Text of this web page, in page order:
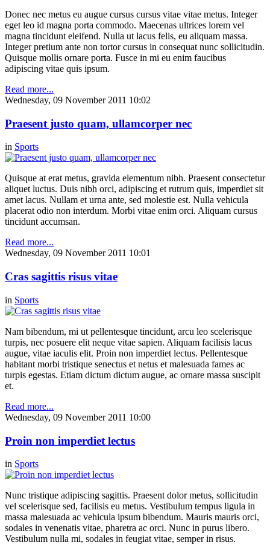
Donec nec metus eu augue cursus cursus vitae vitae metus. Integer
eget leo id magna porta commodo. Maecenas ultrices lorem vel
magna tincidunt eleifend. Nulla ut lacus felis, eu aliquam massa.
Integer pretium ante non tortor cursus in consequat nunc sollicitudin.
Quisque mollis ornare porta. Fusce in mi eu enim faucibus
adipiscing vitae quis ipsum.
Read more...
Wednesday, 09 November 2011 10:02
Praesent justo quam, ullamcorper nec
in Sports
Quisque at erat metus, gravida elementum nibh. Praesent consectetur
aliquet luctus. Duis nibh orci, adipiscing et rutrum quis, imperdiet sit
amet lacus. Nullam et urna ante, sed molestie est. Nulla vehicula
placerat odio non interdum. Morbi vitae enim orci. Aliquam cursus
tincidunt accumsan.
Read more...
Wednesday, 09 November 2011 10:01
Cras sagittis risus vitae
in Sports
Nam bibendum, mi ut pellentesque tincidunt, arcu leo scelerisque
turpis, nec posuere elit neque vitae sapien. Aliquam facilisis lacus
augue, vitae iaculis elit. Proin non imperdiet lectus. Pellentesque
habitant morbi tristique senectus et netus et malesuada fames ac
turpis egestas. Etiam dictum dictum augue, ac ornare massa suscipit
et.
Read more...
Wednesday, 09 November 2011 10:00
Proin non imperdiet lectus
in Sports
Nunc tristique adipiscing sagittis. Praesent dolor metus, sollicitudin
vel scelerisque sed, facilisis eu metus. Vestibulum tempus ligula in
massa malesuada ac vehicula ipsum bibendum. Mauris mauris orci,
sodales in venenatis vitae, pharetra ac orci. Nunc in purus libero.
Vestibulum nulla mi, sodales in feugiat vitae, semper in risus.